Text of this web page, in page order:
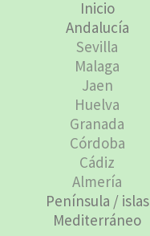
Inicio
Andalucía
Sevilla
Malaga
Jaen
Huelva
Granada
Córdoba
Cádiz
Almería
Península / islas
Mediterráneo